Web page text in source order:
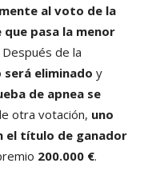
al voto de la
pasa la menor
Después de la
será eliminado y
de apnea se
otra votación, uno
el título de ganador
200.000 €.